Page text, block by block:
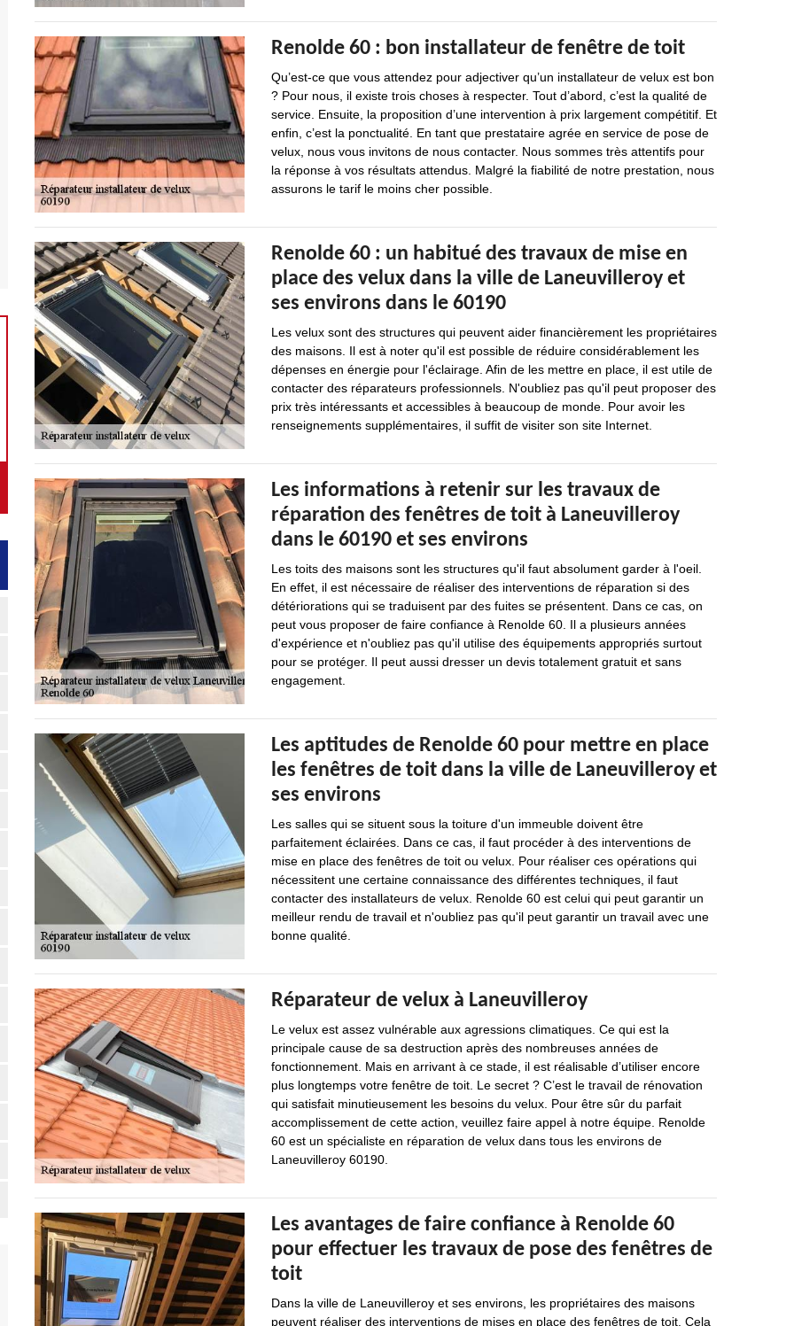
Renolde 60 : bon installateur de fenêtre de toit
Qu’est-ce que vous attendez pour adjectiver qu’un installateur de velux est bon
? Pour nous, il existe trois choses à respecter. Tout d’abord, c’est la qualité de
service. Ensuite, la proposition d’une intervention à prix largement compétitif. Et
enfin, c’est la ponctualité. En tant que prestataire agrée en service de pose de
velux, nous vous invitons de nous contacter. Nous sommes très attentifs pour
la réponse à vos résultats attendus. Malgré la fiabilité de notre prestation, nous
assurons le tarif le moins cher possible.
Renolde 60 : un habitué des travaux de mise en
place des velux dans la ville de Laneuvilleroy et
ses environs dans le 60190
Les velux sont des structures qui peuvent aider financièrement les propriétaires
des maisons. Il est à noter qu'il est possible de réduire considérablement les
dépenses en énergie pour l'éclairage. Afin de les mettre en place, il est utile de
contacter des réparateurs professionnels. N'oubliez pas qu'il peut proposer des
prix très intéressants et accessibles à beaucoup de monde. Pour avoir les
renseignements supplémentaires, il suffit de visiter son site Internet.
Les informations à retenir sur les travaux de
réparation des fenêtres de toit à Laneuvilleroy
dans le 60190 et ses environs
Les toits des maisons sont les structures qu'il faut absolument garder à l'oeil.
En effet, il est nécessaire de réaliser des interventions de réparation si des
détériorations qui se traduisent par des fuites se présentent. Dans ce cas, on
peut vous proposer de faire confiance à Renolde 60. Il a plusieurs années
d'expérience et n'oubliez pas qu'il utilise des équipements appropriés surtout
pour se protéger. Il peut aussi dresser un devis totalement gratuit et sans
engagement.
Les aptitudes de Renolde 60 pour mettre en place
les fenêtres de toit dans la ville de Laneuvilleroy et
ses environs
Les salles qui se situent sous la toiture d'un immeuble doivent être
parfaitement éclairées. Dans ce cas, il faut procéder à des interventions de
mise en place des fenêtres de toit ou velux. Pour réaliser ces opérations qui
nécessitent une certaine connaissance des différentes techniques, il faut
contacter des installateurs de velux. Renolde 60 est celui qui peut garantir un
meilleur rendu de travail et n'oubliez pas qu'il peut garantir un travail avec une
bonne qualité.
Réparateur de velux à Laneuvilleroy
Le velux est assez vulnérable aux agressions climatiques. Ce qui est la
principale cause de sa destruction après des nombreuses années de
fonctionnement. Mais en arrivant à ce stade, il est réalisable d’utiliser encore
plus longtemps votre fenêtre de toit. Le secret ? C’est le travail de rénovation
qui satisfait minutieusement les besoins du velux. Pour être sûr du parfait
accomplissement de cette action, veuillez faire appel à notre équipe. Renolde
60 est un spécialiste en réparation de velux dans tous les environs de
Laneuvilleroy 60190.
Les avantages de faire confiance à Renolde 60
pour effectuer les travaux de pose des fenêtres de
toit
Dans la ville de Laneuvilleroy et ses environs, les propriétaires des maisons
peuvent réaliser des interventions de mises en place des fenêtres de toit. Cela